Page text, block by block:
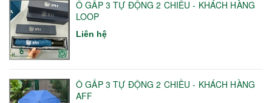
Ô GẤP 3 TỰ ĐỘNG 2 CHIỀU - KHÁCH HÀNG
LOOP
Liên hệ
Ô GẤP 3 TỰ ĐỘNG 2 CHIỀU - KHÁCH HÀNG
AFF